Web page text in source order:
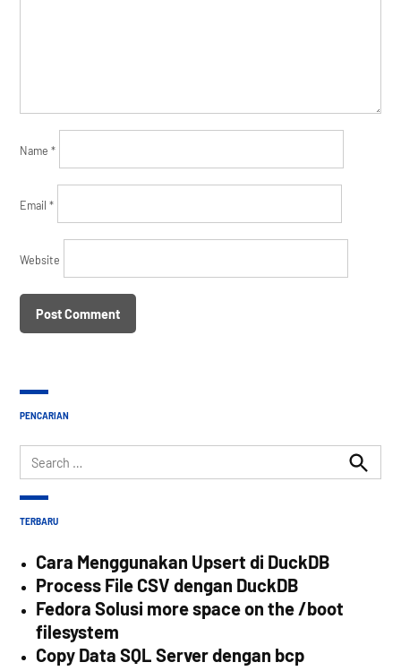
Name*
Email*
Website
PENCARIAN
Search
for:
Search
TERBARU
Cara Menggunakan Upsert di DuckDB
Process File CSV dengan DuckDB
Fedora Solusi more space on the /boot
filesystem
Copy Data SQL Server dengan bcp